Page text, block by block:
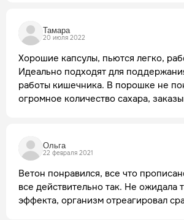
Тамара
20 июля 2022
Хорошие капсулы, пьются легко,
Идеально подходят для
работы кишечника. В порошке не
огромное количество сахара,
Ольга
22 февраля 2021
Ветон понравился, все что
все действительно так. Не ожидала
эффекта, организм отреагировал